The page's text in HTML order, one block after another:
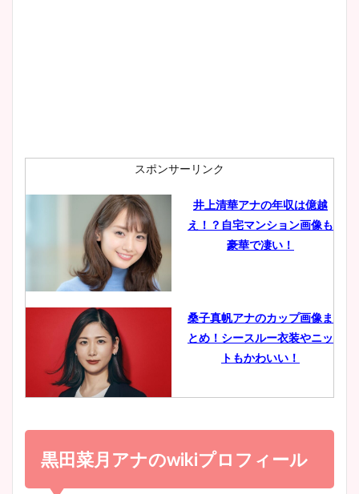
肉も凄い！
鈴木唯の太ってた時の体重が
ヤバすぎww原因や痩せたダ
豊島実季アナのカップ画像ま
とめ！美脚や水着姿に年齢も
宇賀神メグアナのニット画像
スポンサーリンク
井上清華アナの年収は億越
え！？自宅マンション画像も
豪華で凄い！
桑子真帆アナのカップ画像ま
とめ！シースルー衣装やニッ
トもかわいい！
小室瑛莉子のカップ画像まと
め！足が美脚でニット衣装も
かわいい！
黒田菜月アナのwikiプロフィール